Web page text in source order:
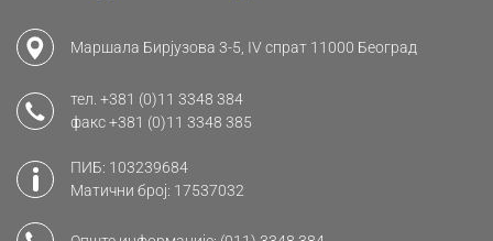
Маршала Бирјузова 3-5, IV спрат 11000 Београд
тел. +381 (0)11 3348 384
факс+381 (0)11 3348 385
ПИБ: 103239684
Матични број: 17537032